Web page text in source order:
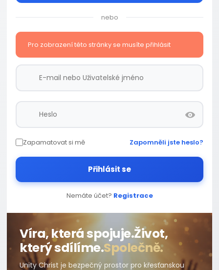
nebo
Pro zobrazení této stránky se musíte přihlásit
Zapamatovat si mě Zapomněli jste heslo?
Přihlásit se
Nemáte účet? Registrace
Víra, která spojuje.Život,
který sdílíme.Společně.
Unity Christ je bezpečný prostor pro křesťanskou